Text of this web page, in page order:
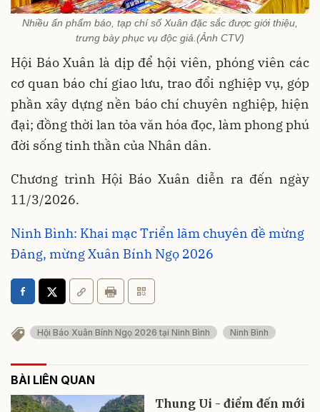
Nhiều ấn phẩm báo, tạp chí số Xuân đặc sắc được giới thiệu,
trưng bày phục vụ độc giả.(Ảnh CTV)
Hội Báo Xuân là dịp để hội viên, phóng viên các
cơ quan báo chí giao lưu, trao đổi nghiệp vụ, góp
phần xây dựng nền báo chí chuyên nghiệp, hiện
đại; đồng thời lan tỏa văn hóa đọc, làm phong phú
đời sống tinh thần của Nhân dân.
Chương trình Hội Báo Xuân diễn ra đến ngày
11/3/2026.
Ninh Bình: Khai mạc Triển lãm chuyên đề mừng
Đảng, mừng Xuân Bính Ngọ 2026
Hội Báo Xuân Bính Ngọ 2026 tại Ninh Bình Ninh Bình
BÀI LIÊN QUAN
Thung Ui - điểm đến mới